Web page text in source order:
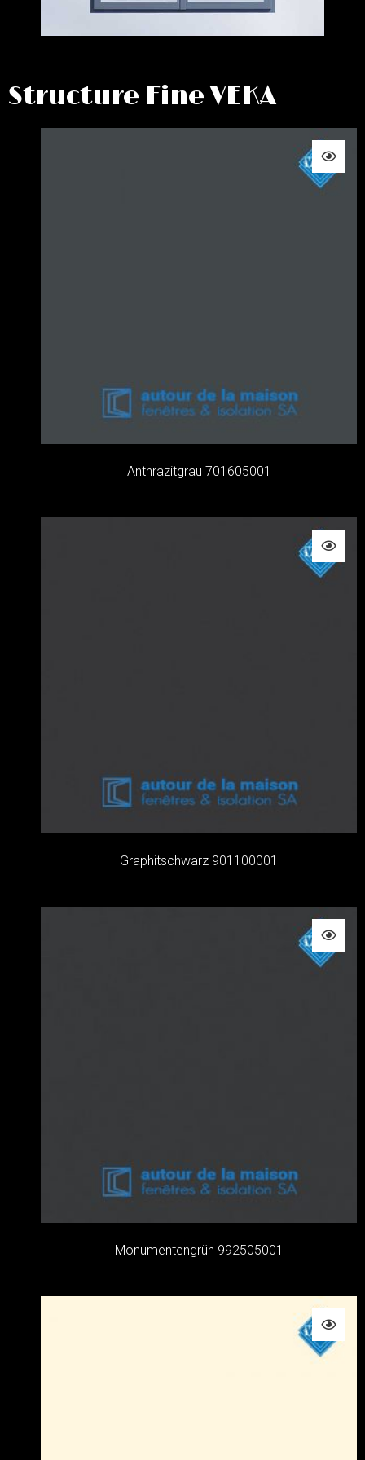
Structure Fine VEKA
Anthrazitgrau 701605001
Graphitschwarz 901100001
Monumentengrün 992505001